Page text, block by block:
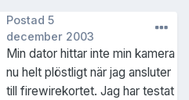
Postad 5
december 2003
Min dator hittar inte min kamera
nu helt plöstligt när jag ansluter
till firewirekortet. Jag har testat